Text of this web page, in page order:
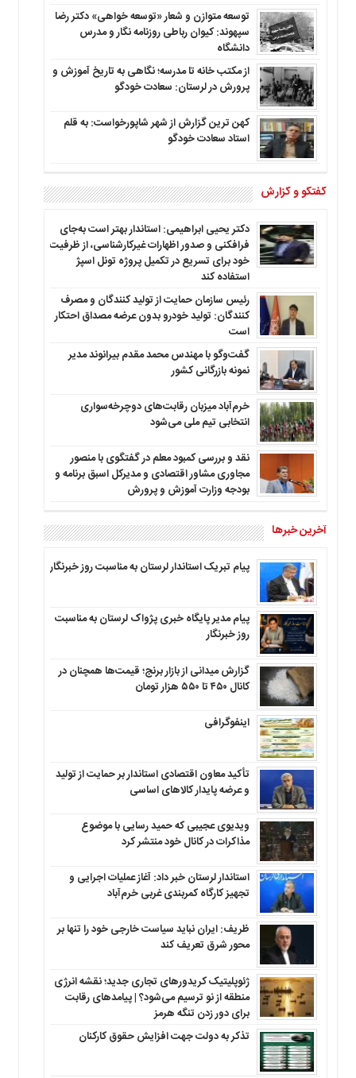
توسعه متوازن و شعار «توسعه خواهی» دکتر رضا
سپهوند: کیوان رباطی روزنامه نگار و مدرس
دانشگاه
از مکتب خانه تا مدرسه؛ نگاهی به تاریخ آموزش و
پرورش در لرستان: سعادت خودگو
کهن ترین گزارش از شهر شاپورخواست: به قلم
استاد سعادت خودگو
گفتگو و گزارش
دکتر یحیی ابراهیمی: استاندار بهتر است به‌جای
فرافکنی و صدور اظهارات غیرکارشناسی، از ظرفیت
خود برای تسریع در تکمیل پروژه تونل اسپژ
استفاده کند
رئیس سازمان حمایت از تولید کنندگان و مصرف
کنندگان: تولید خودرو بدون عرضه مصداق احتکار
است
گفت‌وگو با مهندس محمد مقدم بیرانوند مدیر
نمونه بازرگانی کشور
خرم‌آباد میزبان رقابت‌های دوچرخه‌سواری
انتخابی تیم ملی می‌شود
نقد و بررسی کمبود معلم در گفتگوی با منصور
مجاوری مشاور اقتصادی و مدیرکل اسبق برنامه و
بودجه وزارت آموزش و پرورش
آخرین خبرها
پیام تبریک استاندار لرستان به‌ مناسبت روز خبرنگار
پیام مدیر پایگاه خبری پژواک لرستان به مناسبت
روز خبرنگار
گزارش میدانی از بازار برنج؛ قیمت‌ها همچنان در
کانال ۴۵۰ تا ۵۵۰ هزار تومان
اینفوگرافی
تأکید معاون اقتصادی استاندار بر حمایت از تولید
و عرضه پایدار کالاهای اساسی
ویدیوی عجیبی که حمید رسایی با موضوع
مذاکرات در کانال خود منتشر کرد
استاندار لرستان خبر داد: آغاز عملیات اجرایی و
تجهیز کارگاه کمربندی غربی خرم‌آباد
ظریف: ایران نباید سیاست خارجی خود را تنها بر
محور شرق تعریف کند
ژئوپلیتیک کریدورهای تجاری جدید؛ نقشه انرژی
منطقه‌ از نو ترسیم می‌شود؟ | پیامدهای رقابت
برای دور زدن تنگه هرمز
تذکر به دولت جهت افزایش حقوق کارکنان ‌